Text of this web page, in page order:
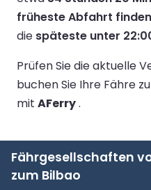
früheste Abfahrt finden
die späteste unter
Prüfen Sie die aktuelle
buchen Sie Ihre Fähre
mit AFerry.
Fährgesellschaften
zum Bilbao